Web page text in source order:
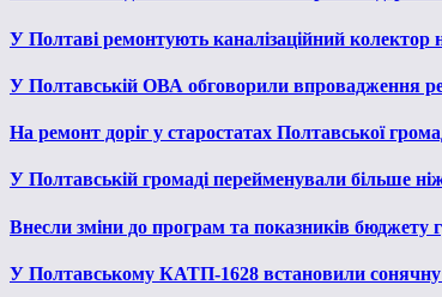
У Полтаві ремонтують каналізаційний колектор
У Полтавській ОВА обговорили впровадження
На ремонт доріг у старостатах Полтавської
У Полтавській громаді перейменували більше ніж
Внесли зміни до програм та показників бюджету
У Полтавському КАТП-1628 встановили сонячну